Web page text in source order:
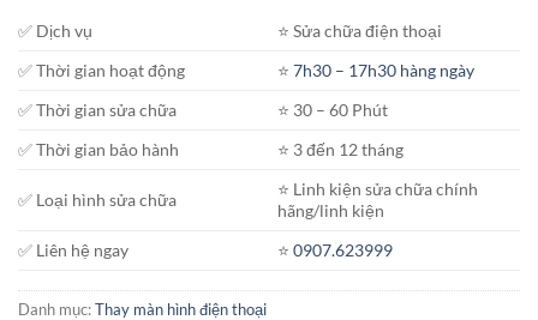
1.400.000₫.
✅ Dịch vụ
⭐️ Sửa chữa điện thoại
✅ Thời gian hoạt động
⭐️7h30 – 17h30 hàng ngày
✅ Thời gian sửa chữa
⭐️ 30 – 60 Phút
✅ Thời gian bảo hành
⭐️ 3 đến 12 tháng
✅ Loại hình sửa chữa
⭐️ Linh kiện sửa chữa chính
hãng/linh kiện
✅ Liên hệ ngay
⭐️0907.623999
Danh mục:Thay màn hình điện thoại